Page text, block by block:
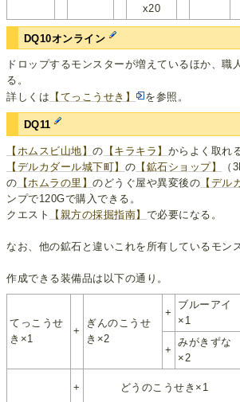
x20
DQ10オンライン
ドロップするモンスターが増えているほか、職
る。
詳しくは 【てっこうせき】 を参照。
DQ11
【ホムスビ山地】の 【キラキラ】 からよく取れ
【デルカダール城下町】 の 【鉱石ショップ】
（
の 【ホムラの里】のどうぐ屋や異変後の 【デル
ンプで120Gで購入できる。
クエスト
【親方の採掘指南】 で必要になる。
なお、他の鉱石と違いこれを所有しているモン
作成できる装備品は以下の通り。
てっこうせ
き×1
+
ぎんのこうせ
き×2
+
ブルーアイ
×1
+
みがきずな
×2
+ どうのこうせき×1